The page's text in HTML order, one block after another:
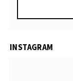
INSTAGRAM